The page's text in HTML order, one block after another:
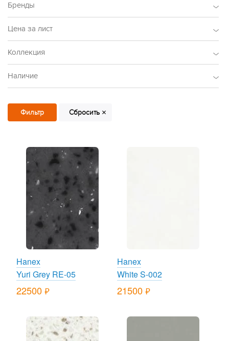
Бренды
Цена за лист
Коллекция
Наличие
Hanex
Yuri Grey RE-05
22500руб.
Hanex
White S-002
21500 руб.